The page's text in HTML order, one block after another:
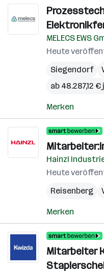
MELECS EWS
Heute
Siegendorf
ab 48.287,12
Merken
Hainzl
Heute
Reisenberg
Merken
Mitarbeiter